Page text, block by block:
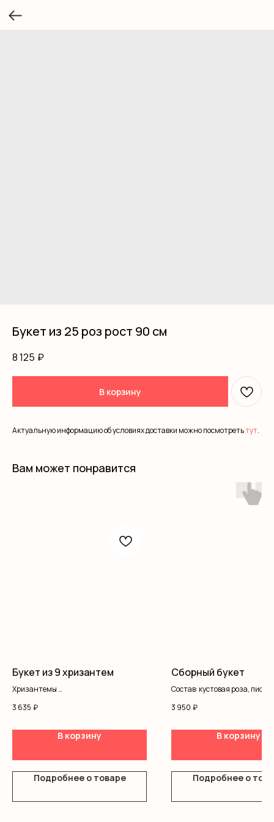
Букет из 25 роз рост 90 см
8 125 ₽
В корзину
Актуальную информацию об условиях доставки можно посмотретьтут.
Вам может понравится
Букет из 9 хризантем
Хризантемы
3 635 ₽
В корзину
Подробнее о товаре
Сборный букет
Состав: кустовая роза,
оформление
3 950 ₽
В корзину
Подробнее о